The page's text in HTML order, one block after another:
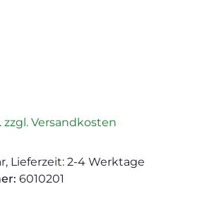
zzgl. Versandkosten
Lieferzeit: 2-4 Werktage
6010201